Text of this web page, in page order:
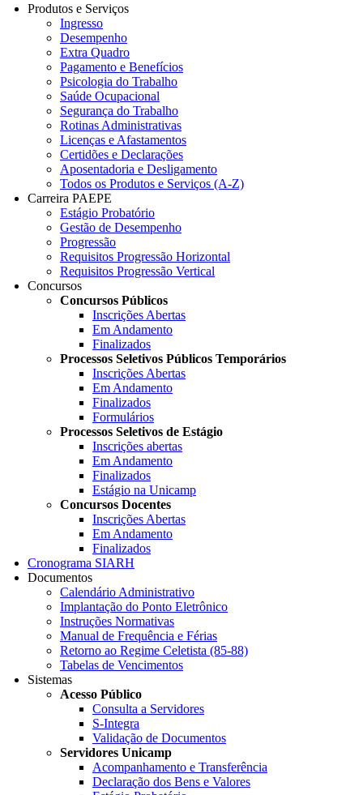
Produtos e Serviços
Ingresso
Desempenho
Extra Quadro
Pagamento e Benefícios
Psicologia do Trabalho
Saúde Ocupacional
Segurança do Trabalho
Rotinas Administrativas
Licenças e Afastamentos
Certidões e Declarações
Aposentadoria e Desligamento
Todos os Produtos e Serviços (A-Z)
Carreira PAEPE
Estágio Probatório
Gestão de Desempenho
Progressão
Requisitos Progressão Horizontal
Requisitos Progressão Vertical
Concursos
Concursos Públicos
Inscrições Abertas
Em Andamento
Finalizados
Processos Seletivos Públicos Temporários
Inscrições Abertas
Em Andamento
Finalizados
Formulários
Processos Seletivos de Estágio
Inscrições abertas
Em Andamento
Finalizados
Estágio na Unicamp
Concursos Docentes
Inscrições Abertas
Em Andamento
Finalizados
Cronograma SIARH
Documentos
Calendário Administrativo
Implantação do Ponto Eletrônico
Instruções Normativas
Manual de Frequência e Férias
Retorno ao Regime Celetista (85-88)
Tabelas de Vencimentos
Sistemas
Acesso Público
Consulta a Servidores
S-Integra
Validação de Documentos
Servidores Unicamp
Acompanhamento e Transferência
Declaração dos Bens e Valores